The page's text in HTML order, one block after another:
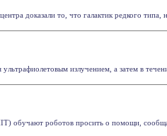
доказали то, что галактик редкого
излучением, а затем в
обучают роботов просить о помощи,